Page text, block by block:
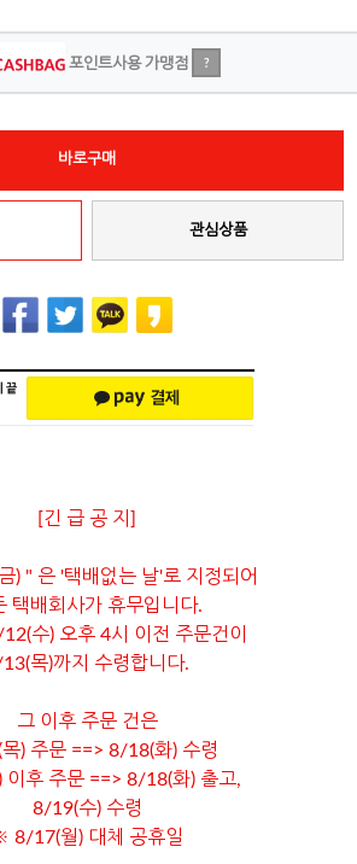
포인트사용 가맹점 ?
바로구매
관심상품
[긴 급 공 지]
) " 은 '택배없는 날'로 지정되어
택배회사가 휴무입니다.
수) 오후 4시 이전 주문건이
목)까지 수령합니다.
그 이후 주문 건은
) 주문 ==> 8/18(화) 수령
이후 주문 ==> 8/18(화) 출고,
8/19(수) 수령
8/17(월) 대체 공휴일